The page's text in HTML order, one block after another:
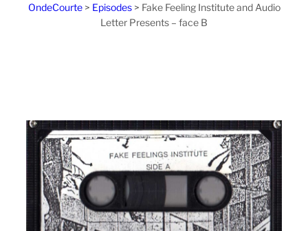
OndeCourte> Episodes> Fake Feeling Institute and Audio
Letter Presents – face B